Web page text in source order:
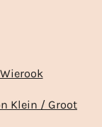
Klein / Groot